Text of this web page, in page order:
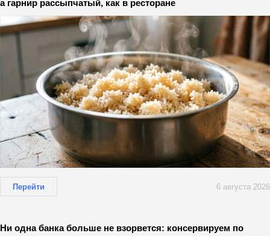
а гарнир рассыпчатый, как в ресторане
Перейти 6 августа 2026
Ни одна банка больше не взорвется: консервируем по